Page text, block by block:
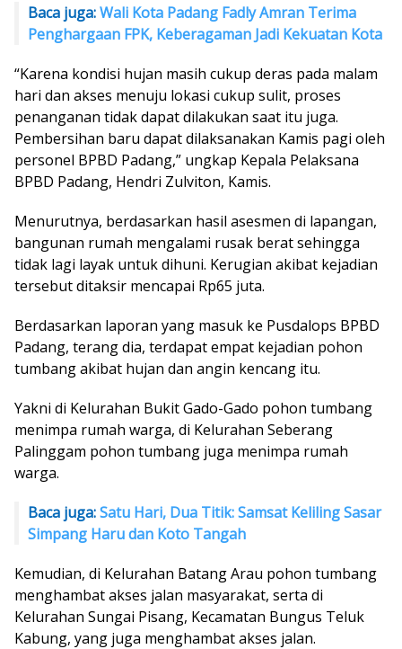
Baca juga:Wali Kota Padang Fadly Amran Terima
Penghargaan FPK, Keberagaman Jadi Kekuatan Kota
“Karena kondisi hujan masih cukup deras pada malam
hari dan akses menuju lokasi cukup sulit, proses
penanganan tidak dapat dilakukan saat itu juga.
Pembersihan baru dapat dilaksanakan Kamis pagi oleh
personel BPBD Padang,” ungkap Kepala Pelaksana
BPBD Padang, Hendri Zulviton, Kamis.
Menurutnya, berdasarkan hasil asesmen di lapangan,
bangunan rumah mengalami rusak berat sehingga
tidak lagi layak untuk dihuni. Kerugian akibat kejadian
tersebut ditaksir mencapai Rp65 juta.
Berdasarkan laporan yang masuk ke Pusdalops BPBD
Padang, terang dia, terdapat empat kejadian pohon
tumbang akibat hujan dan angin kencang itu.
Yakni di Kelurahan Bukit Gado-Gado pohon tumbang
menimpa rumah warga, di Kelurahan Seberang
Palinggam pohon tumbang juga menimpa rumah
warga.
Baca juga:Satu Hari, Dua Titik: Samsat Keliling Sasar
Simpang Haru dan Koto Tangah
Kemudian, di Kelurahan Batang Arau pohon tumbang
menghambat akses jalan masyarakat, serta di
Kelurahan Sungai Pisang, Kecamatan Bungus Teluk
Kabung, yang juga menghambat akses jalan.